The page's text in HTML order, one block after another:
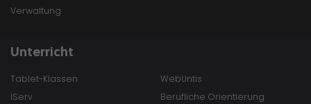
Verwaltung
Unterricht
Tablet-Klassen
IServ
WebUntis
Berufliche Orientierung